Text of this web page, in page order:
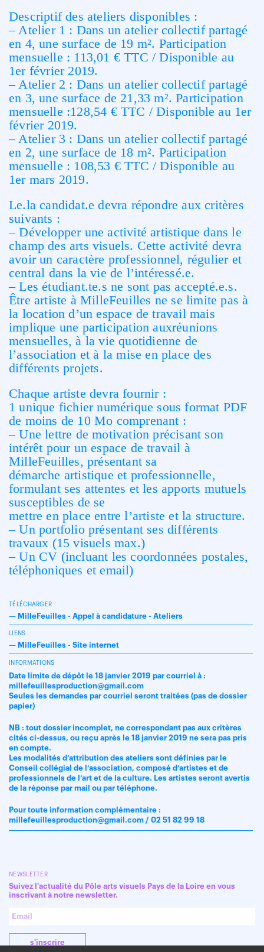
Descriptif des ateliers disponibles :
– Atelier 1 : Dans un atelier collectif partagé
en 4, une surface de 19 m². Participation
mensuelle : 113,01 € TTC / Disponible au
1er février 2019.
– Atelier 2 : Dans un atelier collectif partagé
en 3, une surface de 21,33 m². Participation
mensuelle :128,54 € TTC / Disponible au 1er
février 2019.
– Atelier 3 : Dans un atelier collectif partagé
en 2, une surface de 18 m². Participation
mensuelle : 108,53 € TTC / Disponible au
1er mars 2019.
Le.la candidat.e devra répondre aux critères
suivants :
– Développer une activité artistique dans le
champ des arts visuels. Cette activité devra
avoir un caractère professionnel, régulier et
central dans la vie de l’intéressé.e.
– Les étudiant.te.s ne sont pas accepté.e.s.
Être artiste à MilleFeuilles ne se limite pas à
la location d’un espace de travail mais
implique une participation auxréunions
mensuelles, à la vie quotidienne de
l’association et à la mise en place des
différents projets.
Chaque artiste devra fournir :
1 unique fichier numérique sous format PDF
de moins de 10 Mo comprenant :
– Une lettre de motivation précisant son
intérêt pour un espace de travail à
MilleFeuilles, présentant sa
démarche artistique et professionnelle,
formulant ses attentes et les apports mutuels
susceptibles de se
mettre en place entre l’artiste et la structure.
– Un portfolio présentant ses différents
travaux (15 visuels max.)
– Un CV (incluant les coordonnées postales,
téléphoniques et email)
TÉLÉCHARGER
— MilleFeuilles - Appel à candidature - Ateliers
LIENS
— MilleFeuilles - Site internet
INFORMATIONS
Date limite de dépôt le 18 janvier 2019 par courriel à :
millefeuillesproduction@gmail.com
Seules les demandes par courriel seront traitées (pas de dossier
papier)
NB : tout dossier incomplet, ne correspondant pas aux critères
cités ci-dessus, ou reçu après le 18 janvier 2019 ne sera pas pris
en compte.
Les modalités d’attribution des ateliers sont définies par le
Conseil collégial de l’association, composé d’artistes et de
professionnels de l’art et de la culture. Les artistes seront avertis
de la réponse par mail ou par téléphone.
Pour toute information complémentaire :
millefeuillesproduction@gmail.com / 02 51 82 99 18
NEWSLETTER
Suivez l'actualité du Pôle arts visuels Pays de la Loire en vous
inscrivant à notre newsletter.
s'inscrire